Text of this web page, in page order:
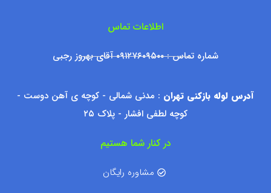
اطلاعات تماس
شماره تماس : ۰۹۱۲۷۶۰۹۵۰۰ آقای بهروز رجبی
آدرس لوله بازکنی تهران : مدنی شمالی - کوچه ی آهن دوست -
کوچه لطفی افشار - پلاک ۲۵
در کنار شما هستیم
مشاوره رایگان